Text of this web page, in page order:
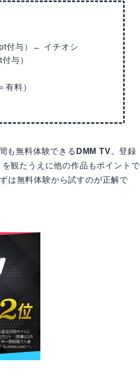
付与）← イチオシ
与）
料）
も無料体験できる DMM TV。登録
観たうえに他の作品もポイントで
は無料体験から試すのが正解で